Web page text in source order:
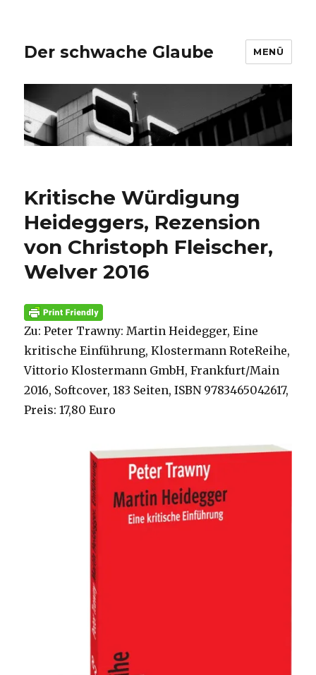
Der schwache Glaube MENÜ
Kritische Würdigung
Heideggers, Rezension
von Christoph Fleischer,
Welver 2016
Zu: Peter Trawny: Martin Heidegger, Eine
kritische Einführung, Klostermann RoteReihe,
Vittorio Klostermann GmbH, Frankfurt/Main
2016, Softcover, 183 Seiten, ISBN 9783465042617,
Preis: 17,80 Euro